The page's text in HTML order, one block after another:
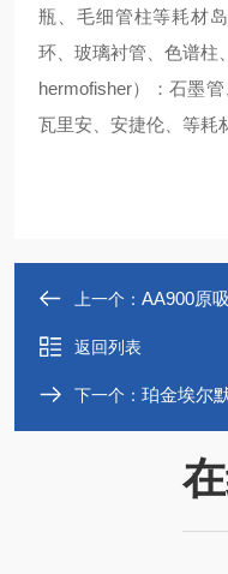
瓶、毛细管柱等耗材
环、玻璃衬管、色谱柱
hermofisher）：石墨
瓦里安、安捷伦、等耗
上一个： AA900原
返回列表
下一个： 珀金埃尔